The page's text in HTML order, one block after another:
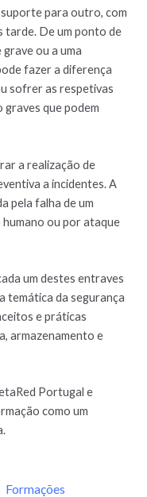
para outro, com
tarde. De um ponto de
ou a uma
fazer a diferença
sofrer as respetivas
graves que podem
a realização de
a incidentes. A
pela falha de um
ou por ataque
um destes entraves
temática da segurança
e práticas
armazenamento e
Portugal e
como um
Formações